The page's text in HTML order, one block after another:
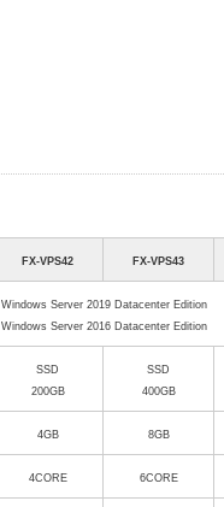
FX-VPS42 FX-VPS43
Windows Server 2019 Datacenter Edition
Windows Server 2016 Datacenter Edition
SSD
200GB
SSD
400GB
4GB 8GB
4CORE 6CORE